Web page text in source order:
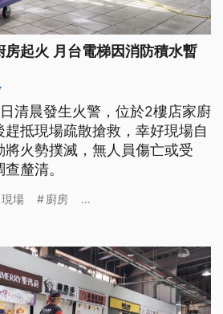
起火 月台電梯因消防積水暫
清晨發生火警，位於2樓店家廚
抵現場疏散搶救，幸好現場自
火勢撲滅，無人員傷亡或受
釐清。
現場 廚房 ...